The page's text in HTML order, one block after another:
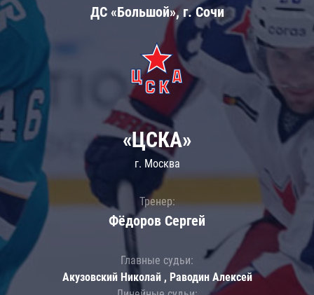
ДС «Большой», г. Сочи
«ЦСКА»
г. Москва
Тренер:
Фёдоров Сергей
Главные судьи:
Акузовский Николай , Раводин Алексей